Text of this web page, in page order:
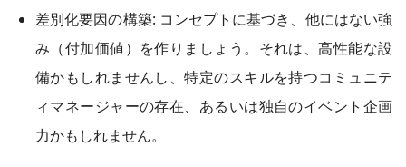
差別化要因の構築: コンセプトに基づき、他にはない強
み（付加価値）を作りましょう。それは、高性能な設
備かもしれませんし、特定のスキルを持つコミュニテ
ィマネージャーの存在、あるいは独自のイベント企画
力かもしれません。